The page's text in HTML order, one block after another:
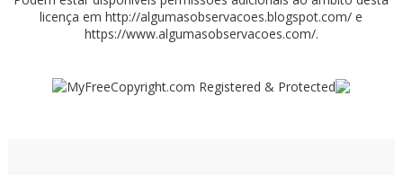
licença emhttp://algumasobservacoes.blogspot.com/ e
https://www.algumasobservacoes.com/.